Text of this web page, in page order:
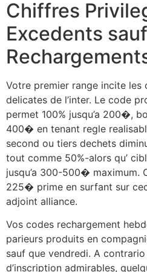
Chiffres
Excedents
Votre premier range incite les
delicates de l’inter. Le code
permet 100% jusqu’a 200�,
400� en tenant regle
second ou tiers dechets
tout comme 50%-alors qu’
jusqu’a 300-500� maximum.
225� prime en surfant sur
adjoint alliance.
Vos codes rechargement
parieurs produits en
sauf que vendredi. A
d’inscription admirables,